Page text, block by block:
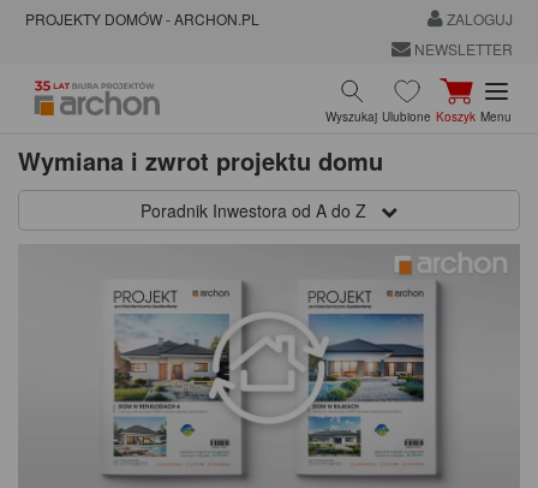
PROJEKTY DOMÓW - ARCHON.PL
ZALOGUJ
NEWSLETTER
Wyszukaj Ulubione Koszyk Menu
Wymiana i zwrot projektu domu
Poradnik Inwestora od A do Z